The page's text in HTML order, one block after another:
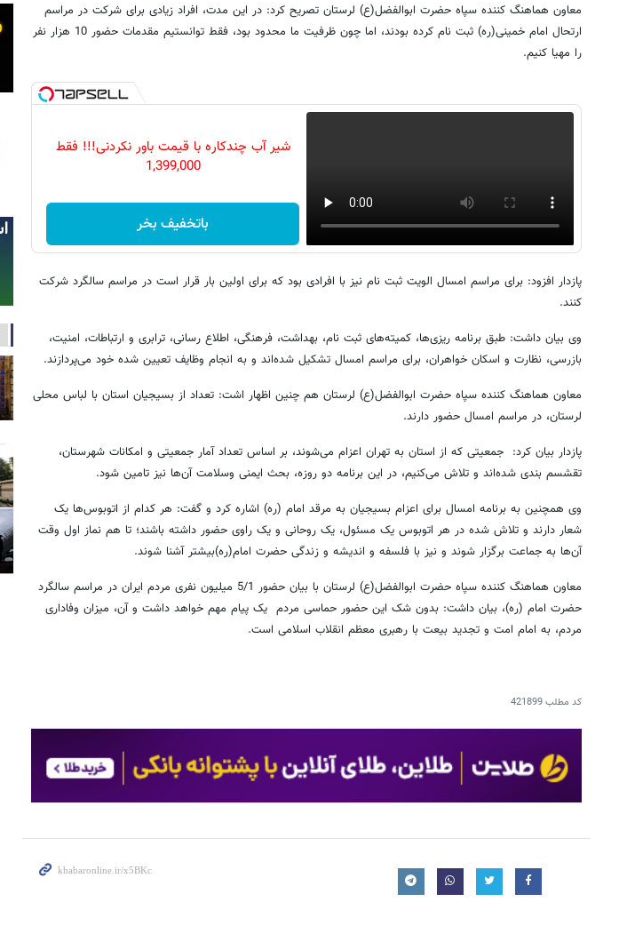
معاون هماهنگ کننده سپاه حضرت ابوالفضل(ع) لرستان تصریح کرد: در این مدت، افراد زیادی برای شرکت در مراسم
ارتحال امام خمینی(ره) ثبت نام کرده بودند، اما چون ظرفیت ما محدود بود، فقط توانستیم مقدمات حضور 10 هزار نفر
را مهیا کنیم.
شیر آب چندکاره با قیمت باور نکردنی!!! فقط
1,399,000
باتخفیف بخر
پازدار افزود: برای مراسم امسال الویت ثبت نام نیز با افرادی بود که برای اولین بار قرار است در مراسم سالگرد شرکت
کنند.
وی بیان داشت: طبق برنامه ریزی‌ها، کمیته‌های ثبت نام، بهداشت، فرهنگی، اطلاع رسانی، ترابری و ارتباطات، امنیت،
بازرسی، نظارت و اسکان خواهران، برای مراسم امسال تشکیل شده‌اند و به انجام وظایف تعیین شده خود می‌پردازند.
معاون هماهنگ کننده سپاه حضرت ابوالفضل(ع) لرستان هم چنین اظهار اشت: تعداد از بسیجیان استان با لباس محلی
لرستان، در مراسم امسال حضور دارند.
پازدار بیان کرد: جمعیتی که از استان به تهران اعزام می‌شوند، بر اساس تعداد آمار جمعیتی و امکانات شهرستان،
تقشسم بندی شده‌‎اند و تلاش می‌کنیم، در این برنامه دو روزه، بحث ایمنی وسلامت آن‌ها نیز تامین شود.
وی همچنین به برنامه امسال برای اعزام بسیجیان به مرقد امام (ره) اشاره کرد و گفت: هر کدام از اتوبوس‌ها یک
شعار دارند و تلاش شده در هر اتوبوس یک مسئول، یک روحانی و یک راوی حضور داشته باشند؛ تا هم نماز اول وقت
آن‌ها به جماعت برگزار شوند و نیز با فلسفه و اندیشه و زندگی حضرت امام(ره)بیشتر آشنا شوند.
معاون هماهنگ کننده سپاه حضرت ابوالفضل(ع) لرستان با بیان حضور 5/1 میلیون نفری مردم ایران در مراسم سالگرد
حضرت امام (ره)، بیان داشت: بدون شک این حضور حماسی مردم یک پیام مهم خواهد داشت و آن، میزان وفاداری
مردم، به امام امت و تجدید بیعت با رهبری معظم انقلاب اسلامی است.
کد مطلب421899